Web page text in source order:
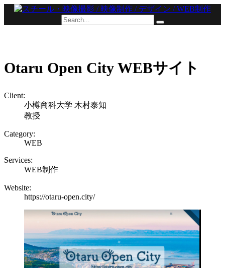
Otaru Open City WEBサイト
Client:
小樽商科大学 木村泰知
教授
Category:
WEB
Services:
WEB制作
Website:
https://otaru-open.city/